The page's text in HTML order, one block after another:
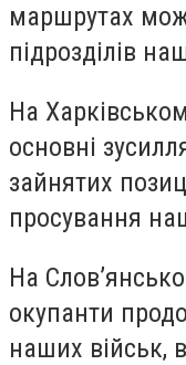
маршрутах
підрозділів
На
основні
зайнятих
просування
На
окупанти
наших військ,